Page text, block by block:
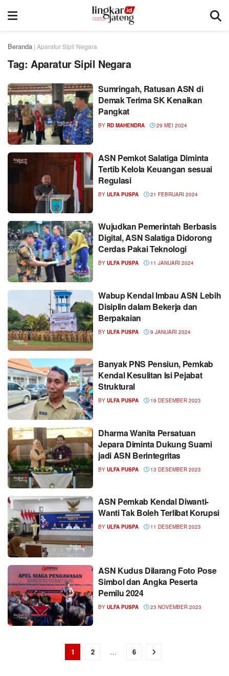
Beranda | Aparatur Sipil Negara
Tag: Aparatur Sipil Negara
Sumringah, Ratusan ASN di
Demak Terima SK Kenaikan
Pangkat
BY RD MAHENDRA 29 MEI 2024
ASN Pemkot Salatiga Diminta
Tertib Kelola Keuangan sesuai
Regulasi
BY ULFA PUSPA 21 FEBRUARI 2024
Wujudkan Pemerintah Berbasis
Digital, ASN Salatiga Didorong
Cerdas Pakai Teknologi
BY ULFA PUSPA 11 JANUARI 2024
Wabup Kendal Imbau ASN Lebih
Disiplin dalam Bekerja dan
Berpakaian
BY ULFA PUSPA 9 JANUARI 2024
Banyak PNS Pensiun, Pemkab
Kendal Kesulitan Isi Pejabat
Struktural
BY ULFA PUSPA 19 DESEMBER 2023
Dharma Wanita Persatuan
Jepara Diminta Dukung Suami
jadi ASN Berintegritas
BY ULFA PUSPA 13 DESEMBER 2023
ASN Pemkab Kendal Diwanti-
Wanti Tak Boleh Terlibat Korupsi
BY ULFA PUSPA 11 DESEMBER 2023
ASN Kudus Dilarang Foto Pose
Simbol dan Angka Peserta
Pemilu 2024
BY ULFA PUSPA 23 NOVEMBER 2023
1 2 … 6